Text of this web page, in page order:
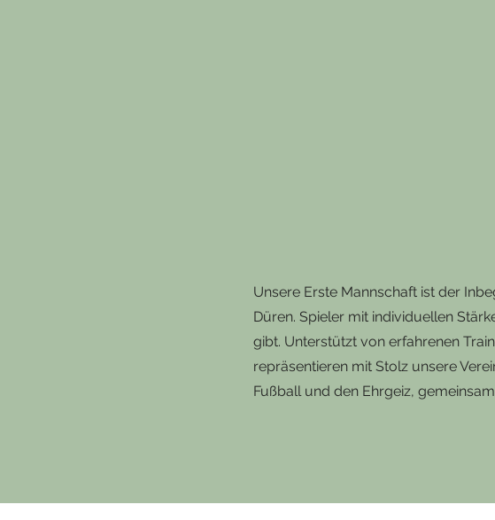
Unsere Erste Mannschaft ist der
Düren. Spieler mit individuellen
gibt. Unterstützt von erfahrenen
repräsentieren mit Stolz unsere
Fußball und den Ehrgeiz,